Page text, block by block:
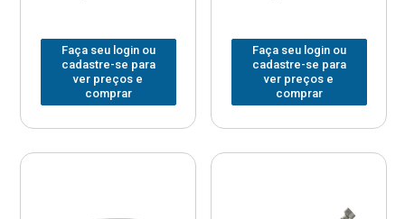
Faça seu login ou
cadastre-se para
ver preços e
comprar
Faça seu login ou
cadastre-se para
ver preços e
comprar